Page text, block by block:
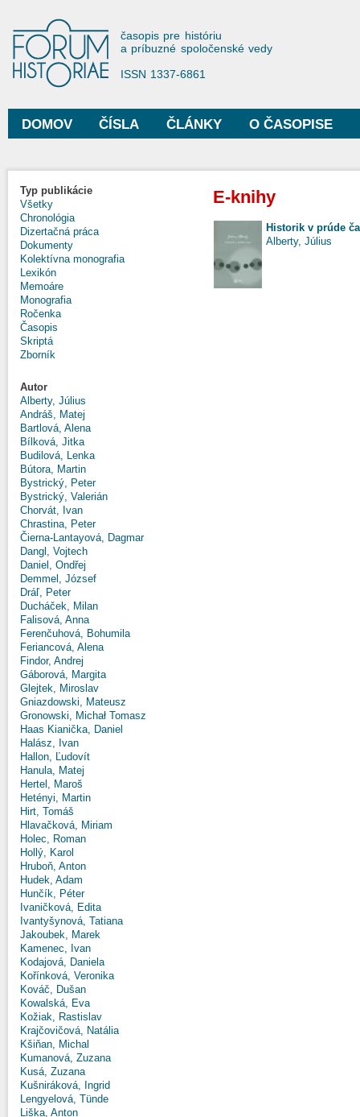
Forum Historiae
časopis pre históriu
a príbuzné spoločenské vedy
ISSN 1337-6861
Hlavné menu
DOMOV ČÍSLA ČLÁNKY O ČASOPISE
Typ publikácie
Všetky
Chronológia
Dizertačná práca
Dokumenty
Kolektívna monografia
Lexikón
Memoáre
Monografia
Ročenka
Časopis
Skriptá
Zborník
Autor
Alberty, Július
Andráš, Matej
Bartlová, Alena
Bílková, Jitka
Budilová, Lenka
Bútora, Martin
Bystrický, Peter
Bystrický, Valerián
Chorvát, Ivan
Chrastina, Peter
Čierna-Lantayová, Dagmar
Dangl, Vojtech
Daniel, Ondřej
Demmel, József
Dráľ, Peter
Ducháček, Milan
Falisová, Anna
Ferenčuhová, Bohumila
Feriancová, Alena
Findor, Andrej
Gáborová, Margita
Glejtek, Miroslav
Gniazdowski, Mateusz
Gronowski, Michał Tomasz
Haas Kianička, Daniel
Halász, Ivan
Hallon, Ľudovít
Hanula, Matej
Hertel, Maroš
Hetényi, Martin
Hirt, Tomáš
Hlavačková, Miriam
Holec, Roman
Hollý, Karol
Hruboň, Anton
Hudek, Adam
Hunčík, Péter
Ivaničková, Edita
Ivantyšynová, Tatiana
Jakoubek, Marek
Kamenec, Ivan
Kodajová, Daniela
Kořínková, Veronika
Kováč, Dušan
Kowalská, Eva
Kožiak, Rastislav
Krajčovičová, Natália
Kšiňan, Michal
Kumanová, Zuzana
Kusá, Zuzana
Kušniráková, Ingrid
Lengyelová, Tünde
Liška, Anton
E-knihy
Historik v prúde
Alberty, Július